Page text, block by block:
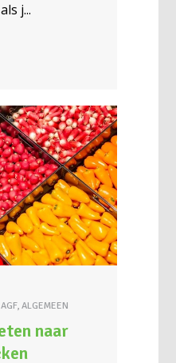
j
AGF, ALGEMEEN
naar